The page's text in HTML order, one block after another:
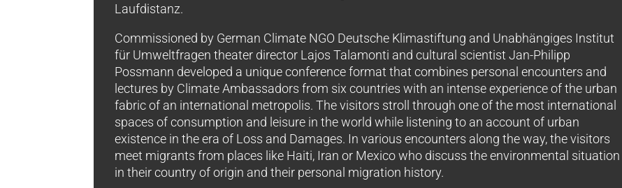
Laufdistanz.
Commissioned by German Climate NGO Deutsche Klimastiftung and Unabhängiges Institut
für Umweltfragen theater director Lajos Talamonti and cultural scientist Jan-Philipp
Possmann developed a unique conference format that combines personal encounters and
lectures by Climate Ambassadors from six countries with an intense experience of the urban
fabric of an international metropolis. The visitors stroll through one of the most international
spaces of consumption and leisure in the world while listening to an account of urban
existence in the era of Loss and Damages. In various encounters along the way, the visitors
meet migrants from places like Haiti, Iran or Mexico who discuss the environmental situation
in their country of origin and their personal migration history.